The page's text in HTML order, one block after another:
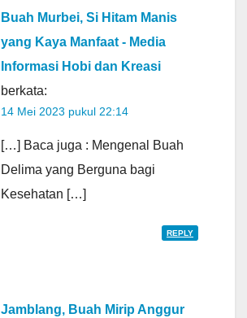
Buah Murbei, Si Hitam Manis
yang Kaya Manfaat - Media
Informasi Hobi dan Kreasi
berkata:
14 Mei 2023 pukul 22:14
[…] Baca juga : Mengenal Buah
Delima yang Berguna bagi
Kesehatan […]
REPLY
Jamblang, Buah Mirip Anggur